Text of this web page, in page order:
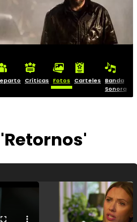
Críticas Fotos Carteles
Banda
Sonora